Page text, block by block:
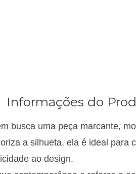
Informações do
busca uma peça marcante,
a silhueta, ela é ideal para
ao design.